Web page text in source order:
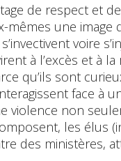
de respect et
une image
voire
à l’excès et à
qu’ils sont
face à
violence non
les élus
des ministères,